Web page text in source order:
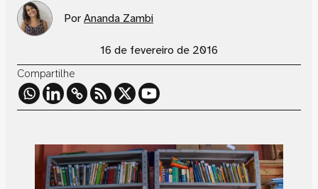
PorAnanda Zambi
16 de fevereiro de 2016
Compartilhe